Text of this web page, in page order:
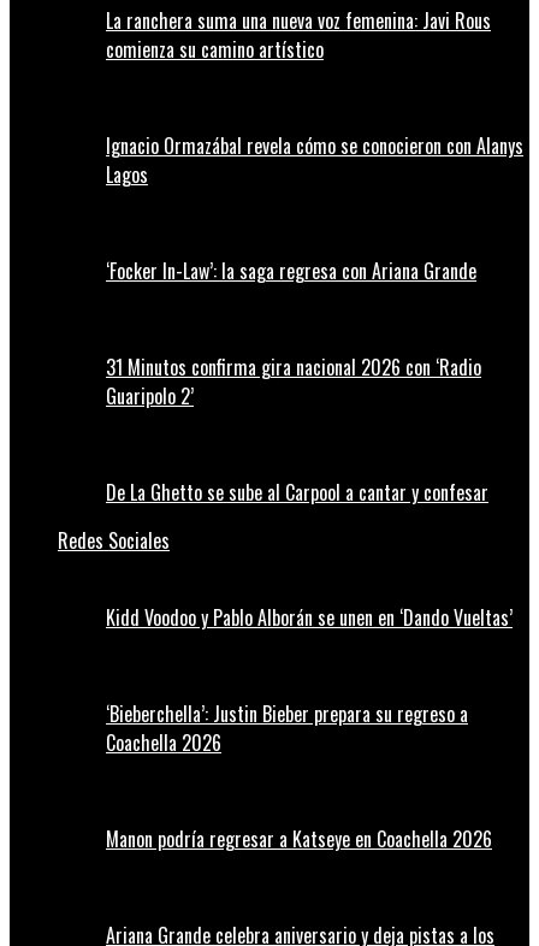
La ranchera suma una nueva voz femenina: Javi Rous
comienza su camino artístico
Ignacio Ormazábal revela cómo se conocieron con Alanys
Lagos
‘Focker In-Law’: la saga regresa con Ariana Grande
31 Minutos confirma gira nacional 2026 con ‘Radio
Guaripolo 2’
De La Ghetto se sube al Carpool a cantar y confesar
Redes Sociales
Kidd Voodoo y Pablo Alborán se unen en ‘Dando Vueltas’
‘Bieberchella’: Justin Bieber prepara su regreso a
Coachella 2026
Manon podría regresar a Katseye en Coachella 2026
Ariana Grande celebra aniversario y deja pistas a los